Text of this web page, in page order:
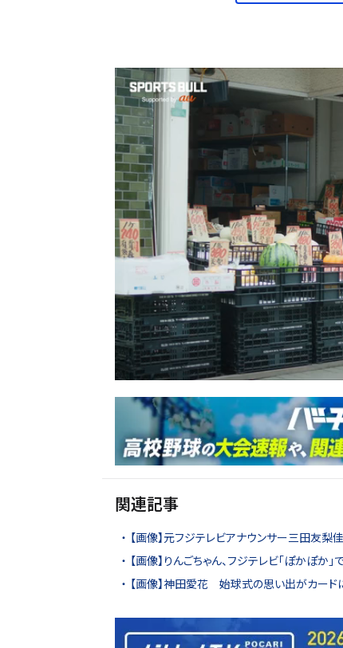
関連記事
【画像】元フジテレビアナウンサー三田友梨
【画像】りんごちゃん、フジテレビ「ぽかぽか
【画像】神田愛花 始球式の思い出がカードに